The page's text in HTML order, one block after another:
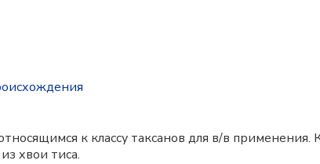
к классу таксанов для в/в
хвои тиса.